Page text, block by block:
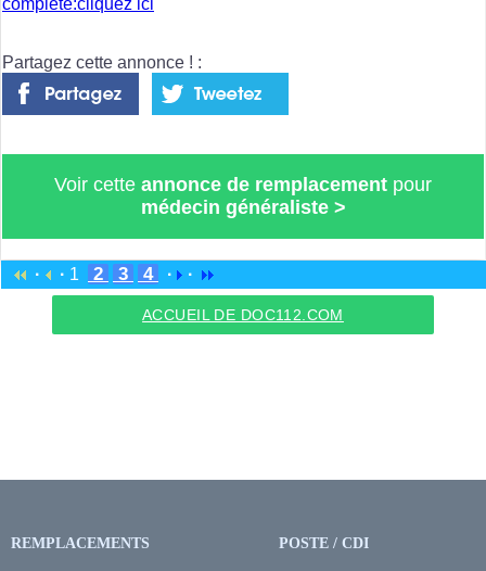
Partagez cette annonce ! :
Voir cette annonce de remplacement pour
médecin généraliste>
· · 1 2 3 4 · ·
ACCUEIL DE DOC112.COM
REMPLACEMENTS POSTE / CDI